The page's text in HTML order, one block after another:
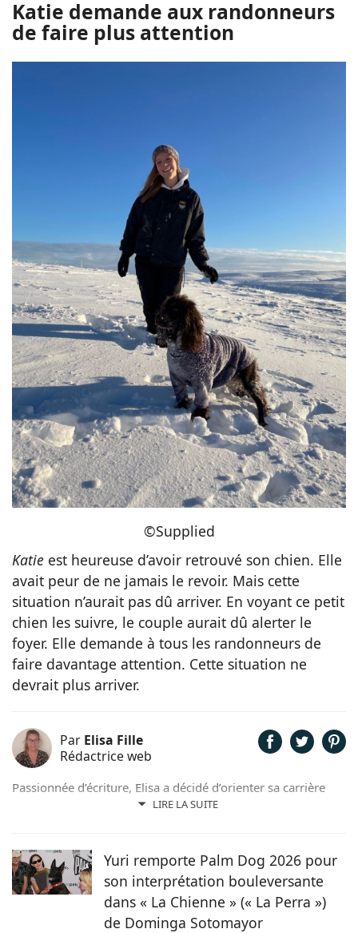
Katie demande aux randonneurs
de faire plus attention
©Supplied
Katie est heureuse d’avoir retrouvé son chien. Elle
avait peur de ne jamais le revoir. Mais cette
situation n’aurait pas dû arriver. En voyant ce petit
chien les suivre, le couple aurait dû alerter le
foyer. Elle demande à tous les randonneurs de
faire davantage attention. Cette situation ne
devrait plus arriver.
Par Elisa Fille
Rédactrice web
LIRE LA SUITE
Passionnée d’écriture, Elisa a décidé d’orienter sa carrière
professionnelle dans l’univers de la rédaction. Trouvant son
tout naturellement qu’elle prête sa plume à Chien.fr pour
vivre de ses deux passions.
Yuri remporte Palm Dog 2026 pour
son interprétation bouleversante
dans « La Chienne » (« La Perra »)
de Dominga Sotomayor